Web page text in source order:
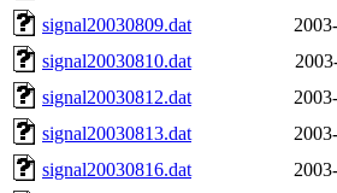
signal20030809.dat
signal20030810.dat
signal20030812.dat
signal20030813.dat
signal20030816.dat